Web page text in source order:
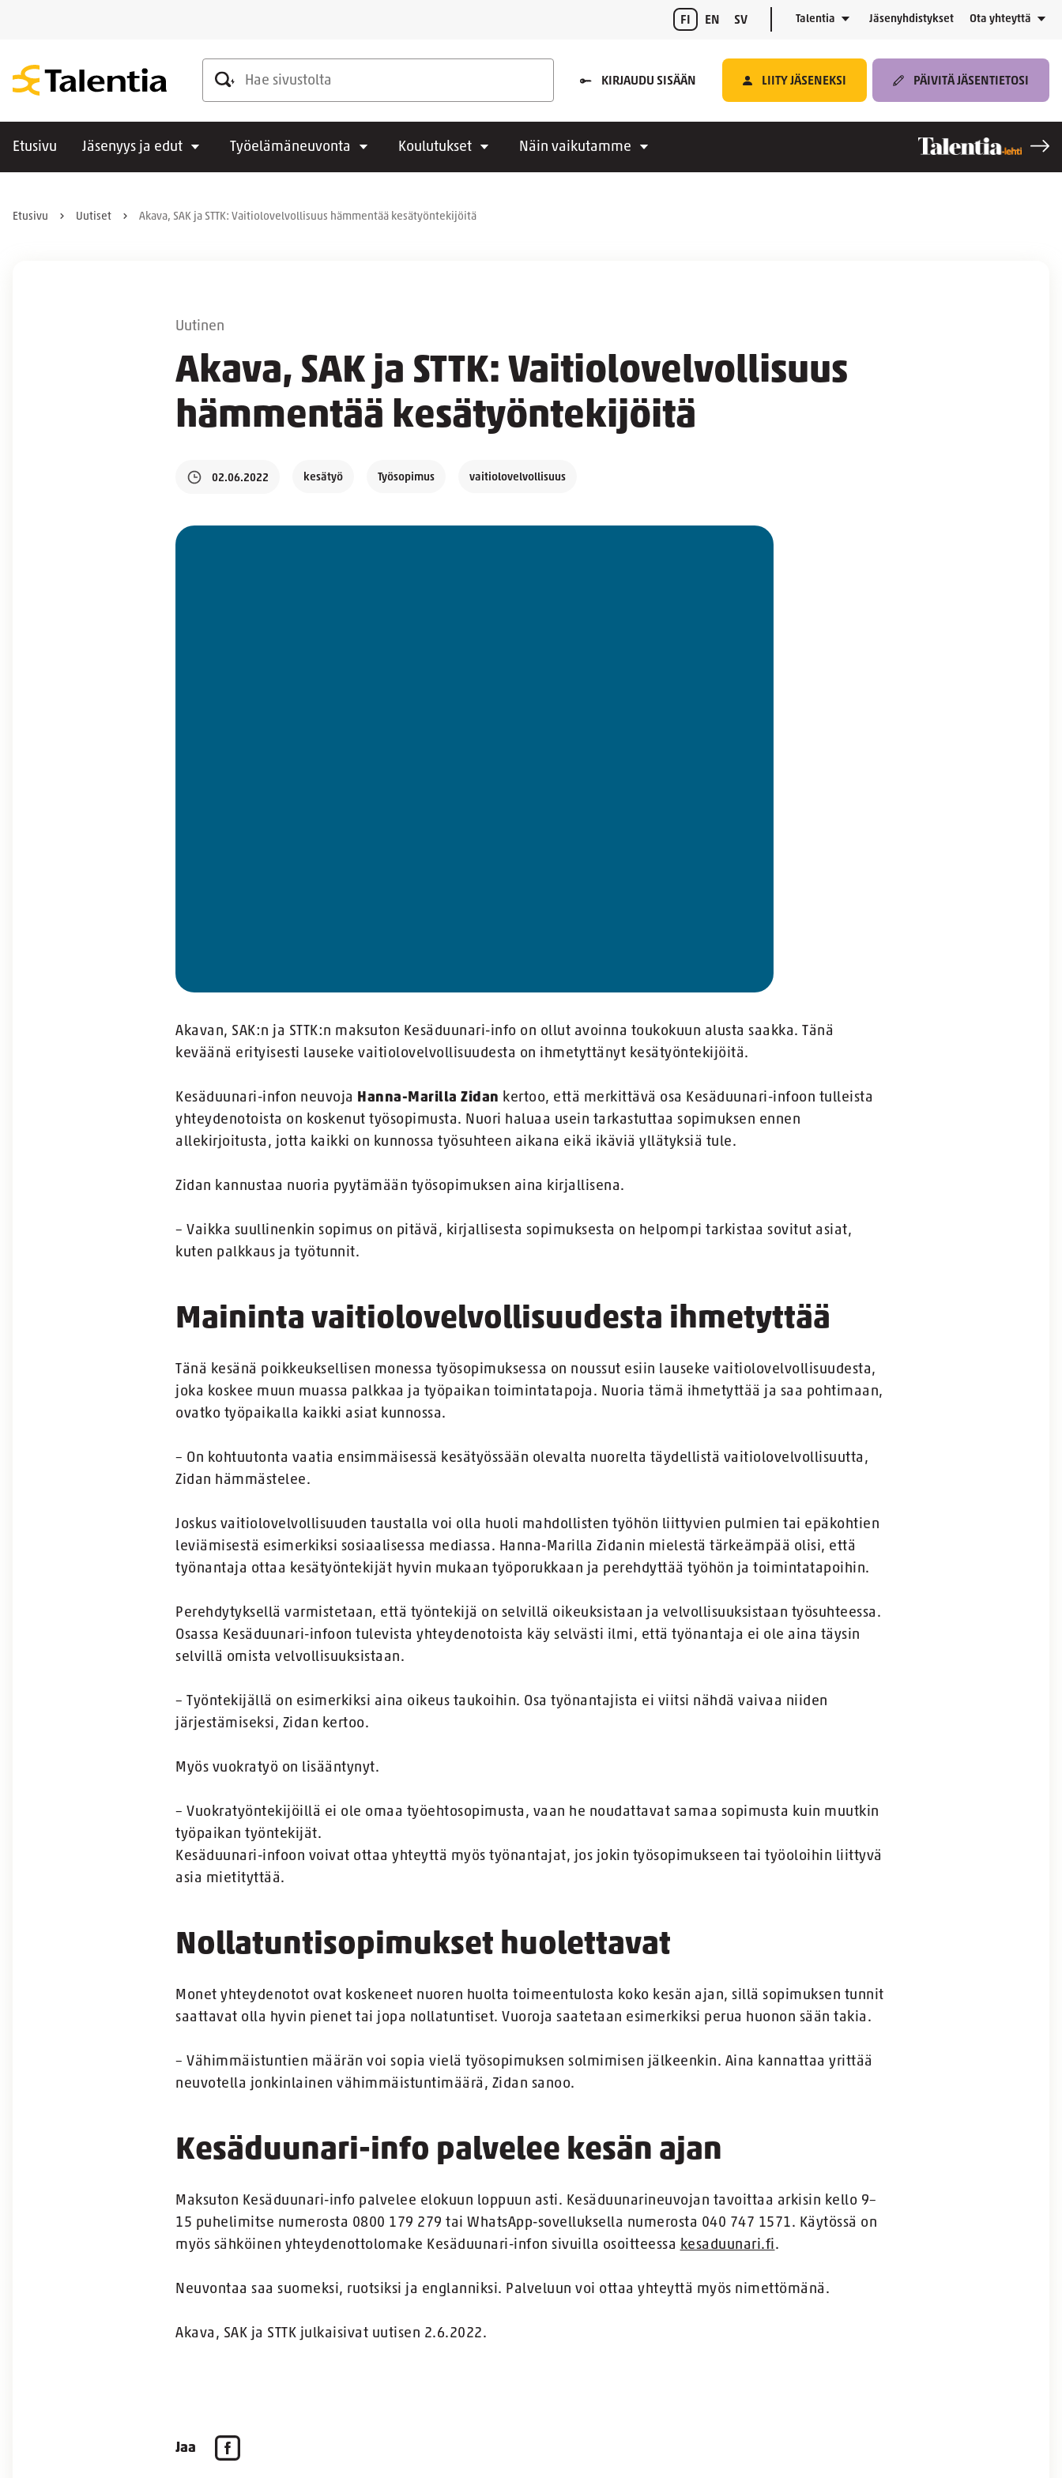
FI EN SV Talentia Jäsenyhdistykset Ota yhteyttä
Hae sivustolta
KIRJAUDU SISÄÄN LIITY JÄSENEKSI PÄIVITÄ JÄSENTIETOSI
Etusivu Jäsenyys ja edut Työelämäneuvonta Koulutukset Näin vaikutamme
Etusivu Uutiset Akava, SAK ja STTK: Vaitiolovelvollisuus hämmentää kesätyöntekijöitä
Uutinen
Akava, SAK ja STTK: Vaitiolovelvollisuus
hämmentää kesätyöntekijöitä
02.06.2022 kesätyö Työsopimus vaitiolovelvollisuus
Akavan, SAK:n ja STTK:n maksuton Kesäduunari-info on ollut avoinna toukokuun alusta saakka. Tänä
keväänä erityisesti lauseke vaitiolovelvollisuudesta on ihmetyttänyt kesätyöntekijöitä.
Kesäduunari-infon neuvoja Hanna-Marilla Zidan kertoo, että merkittävä osa Kesäduunari-infoon tulleista
yhteydenotoista on koskenut työsopimusta. Nuori haluaa usein tarkastuttaa sopimuksen ennen
allekirjoitusta, jotta kaikki on kunnossa työsuhteen aikana eikä ikäviä yllätyksiä tule.
Zidan kannustaa nuoria pyytämään työsopimuksen aina kirjallisena.
– Vaikka suullinenkin sopimus on pitävä, kirjallisesta sopimuksesta on helpompi tarkistaa sovitut asiat,
kuten palkkaus ja työtunnit.
Maininta vaitiolovelvollisuudesta ihmetyttää
Tänä kesänä poikkeuksellisen monessa työsopimuksessa on noussut esiin lauseke vaitiolovelvollisuudesta,
joka koskee muun muassa palkkaa ja työpaikan toimintatapoja. Nuoria tämä ihmetyttää ja saa pohtimaan,
ovatko työpaikalla kaikki asiat kunnossa.
– On kohtuutonta vaatia ensimmäisessä kesätyössään olevalta nuorelta täydellistä vaitiolovelvollisuutta,
Zidan hämmästelee.
Joskus vaitiolovelvollisuuden taustalla voi olla huoli mahdollisten työhön liittyvien pulmien tai epäkohtien
leviämisestä esimerkiksi sosiaalisessa mediassa. Hanna-Marilla Zidanin mielestä tärkeämpää olisi, että
työnantaja ottaa kesätyöntekijät hyvin mukaan työporukkaan ja perehdyttää työhön ja toimintatapoihin.
Perehdytyksellä varmistetaan, että työntekijä on selvillä oikeuksistaan ja velvollisuuksistaan työsuhteessa.
Osassa Kesäduunari-infoon tulevista yhteydenotoista käy selvästi ilmi, että työnantaja ei ole aina täysin
selvillä omista velvollisuuksistaan.
– Työntekijällä on esimerkiksi aina oikeus taukoihin. Osa työnantajista ei viitsi nähdä vaivaa niiden
järjestämiseksi, Zidan kertoo.
Myös vuokratyö on lisääntynyt.
– Vuokratyöntekijöillä ei ole omaa työehtosopimusta, vaan he noudattavat samaa sopimusta kuin muutkin
työpaikan työntekijät.
Kesäduunari-infoon voivat ottaa yhteyttä myös työnantajat, jos jokin työsopimukseen tai työoloihin liittyvä
asia mietityttää.
Nollatuntisopimukset huolettavat
Monet yhteydenotot ovat koskeneet nuoren huolta toimeentulosta koko kesän ajan, sillä sopimuksen tunnit
saattavat olla hyvin pienet tai jopa nollatuntiset. Vuoroja saatetaan esimerkiksi perua huonon sään takia.
– Vähimmäistuntien määrän voi sopia vielä työsopimuksen solmimisen jälkeenkin. Aina kannattaa yrittää
neuvotella jonkinlainen vähimmäistuntimäärä, Zidan sanoo.
Kesäduunari-info palvelee kesän ajan
Maksuton Kesäduunari-info palvelee elokuun loppuun asti. Kesäduunarineuvojan tavoittaa arkisin kello 9–
15 puhelimitse numerosta 0800 179 279 tai WhatsApp-sovelluksella numerosta 040 747 1571. Käytössä on
myös sähköinen yhteydenottolomake Kesäduunari-infon sivuilla osoitteessa kesaduunari.fi.
Neuvontaa saa suomeksi, ruotsiksi ja englanniksi. Palveluun voi ottaa yhteyttä myös nimettömänä.
Akava, SAK ja STTK julkaisivat uutisen 2.6.2022.
Jaa